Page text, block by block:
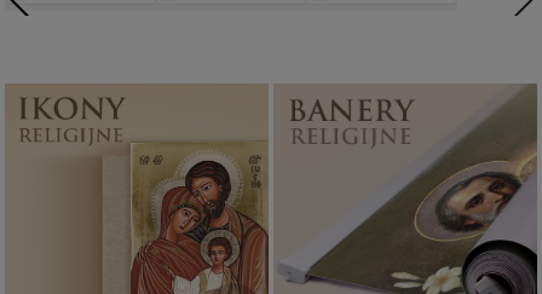
Ikony religijne
PONAD 400
WZORÓW
Banery religijne
ZOBACZ